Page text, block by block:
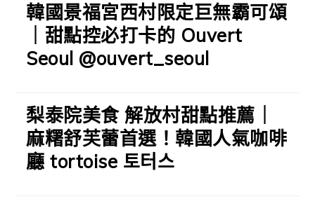
韓國景福宮西村限定巨無霸可頌
｜甜點控必打卡的 Ouvert
Seoul @ouvert_seoul
梨泰院美食 解放村甜點推薦｜
麻糬舒芙蕾首選！韓國人氣咖啡
廳 tortoise 토터스